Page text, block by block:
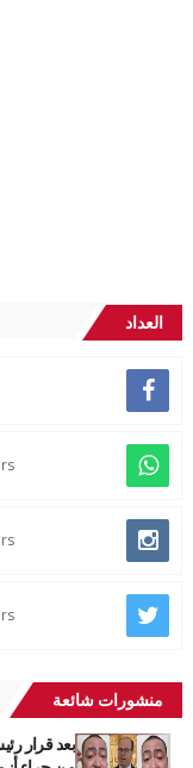
العداد
منشورات شائعة
بعد قرار